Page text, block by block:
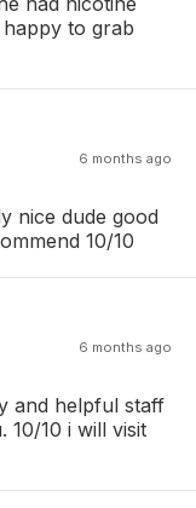
to grab
6 months ago
nice dude good
10/10
6 months ago
and helpful staff
10/10 i will visit